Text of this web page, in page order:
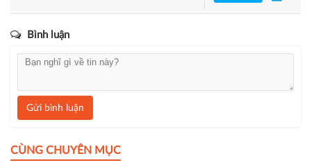
Bình luận
Gửi bình luận
CÙNG CHUYÊN MỤC